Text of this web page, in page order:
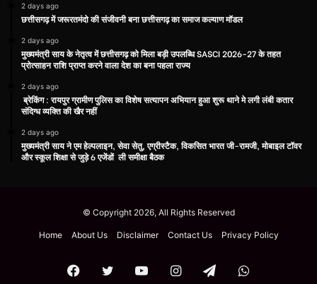
2 days ago
छत्तीसगढ़ में जरूरतमंदो की संजीवनी बना छत्तीसगढ़ का समाज कल्याण मॉडल
2 days ago
मुख्यमंत्री साय के नेतृत्व में छत्तीसगढ़ को मिला बड़ी उपलब्धि SASCI 2026-27 के तहत
प्रोत्साहन राशि प्राप्त करने वाला देश का बना पहला राज्य
2 days ago
ब्रेकिंग : रायपुर ग्रामीण पुलिस का विशेष सत्यापन अभियान हुआ शुरू थाने मे लगी लंबी कतार
संदिग्ध व्यक्ति की खैर नहीं
2 days ago
मुख्यमंत्री साय ने एम हेल्पलाइन, सेवा सेतु, एग्रीस्टैक, विकसित भारत जी-रामजी, मोबाइल टॉवर
और स्कूल शिक्षा से जुड़े 6 एजेंडों ली समीक्षा बैठक
© Copyright 2026, All Rights Reserved
Home About Us Disclaimer Contact Us Privacy Policy
Facebook
TwitterYouTubeInstagram
TelegramWhatsApp